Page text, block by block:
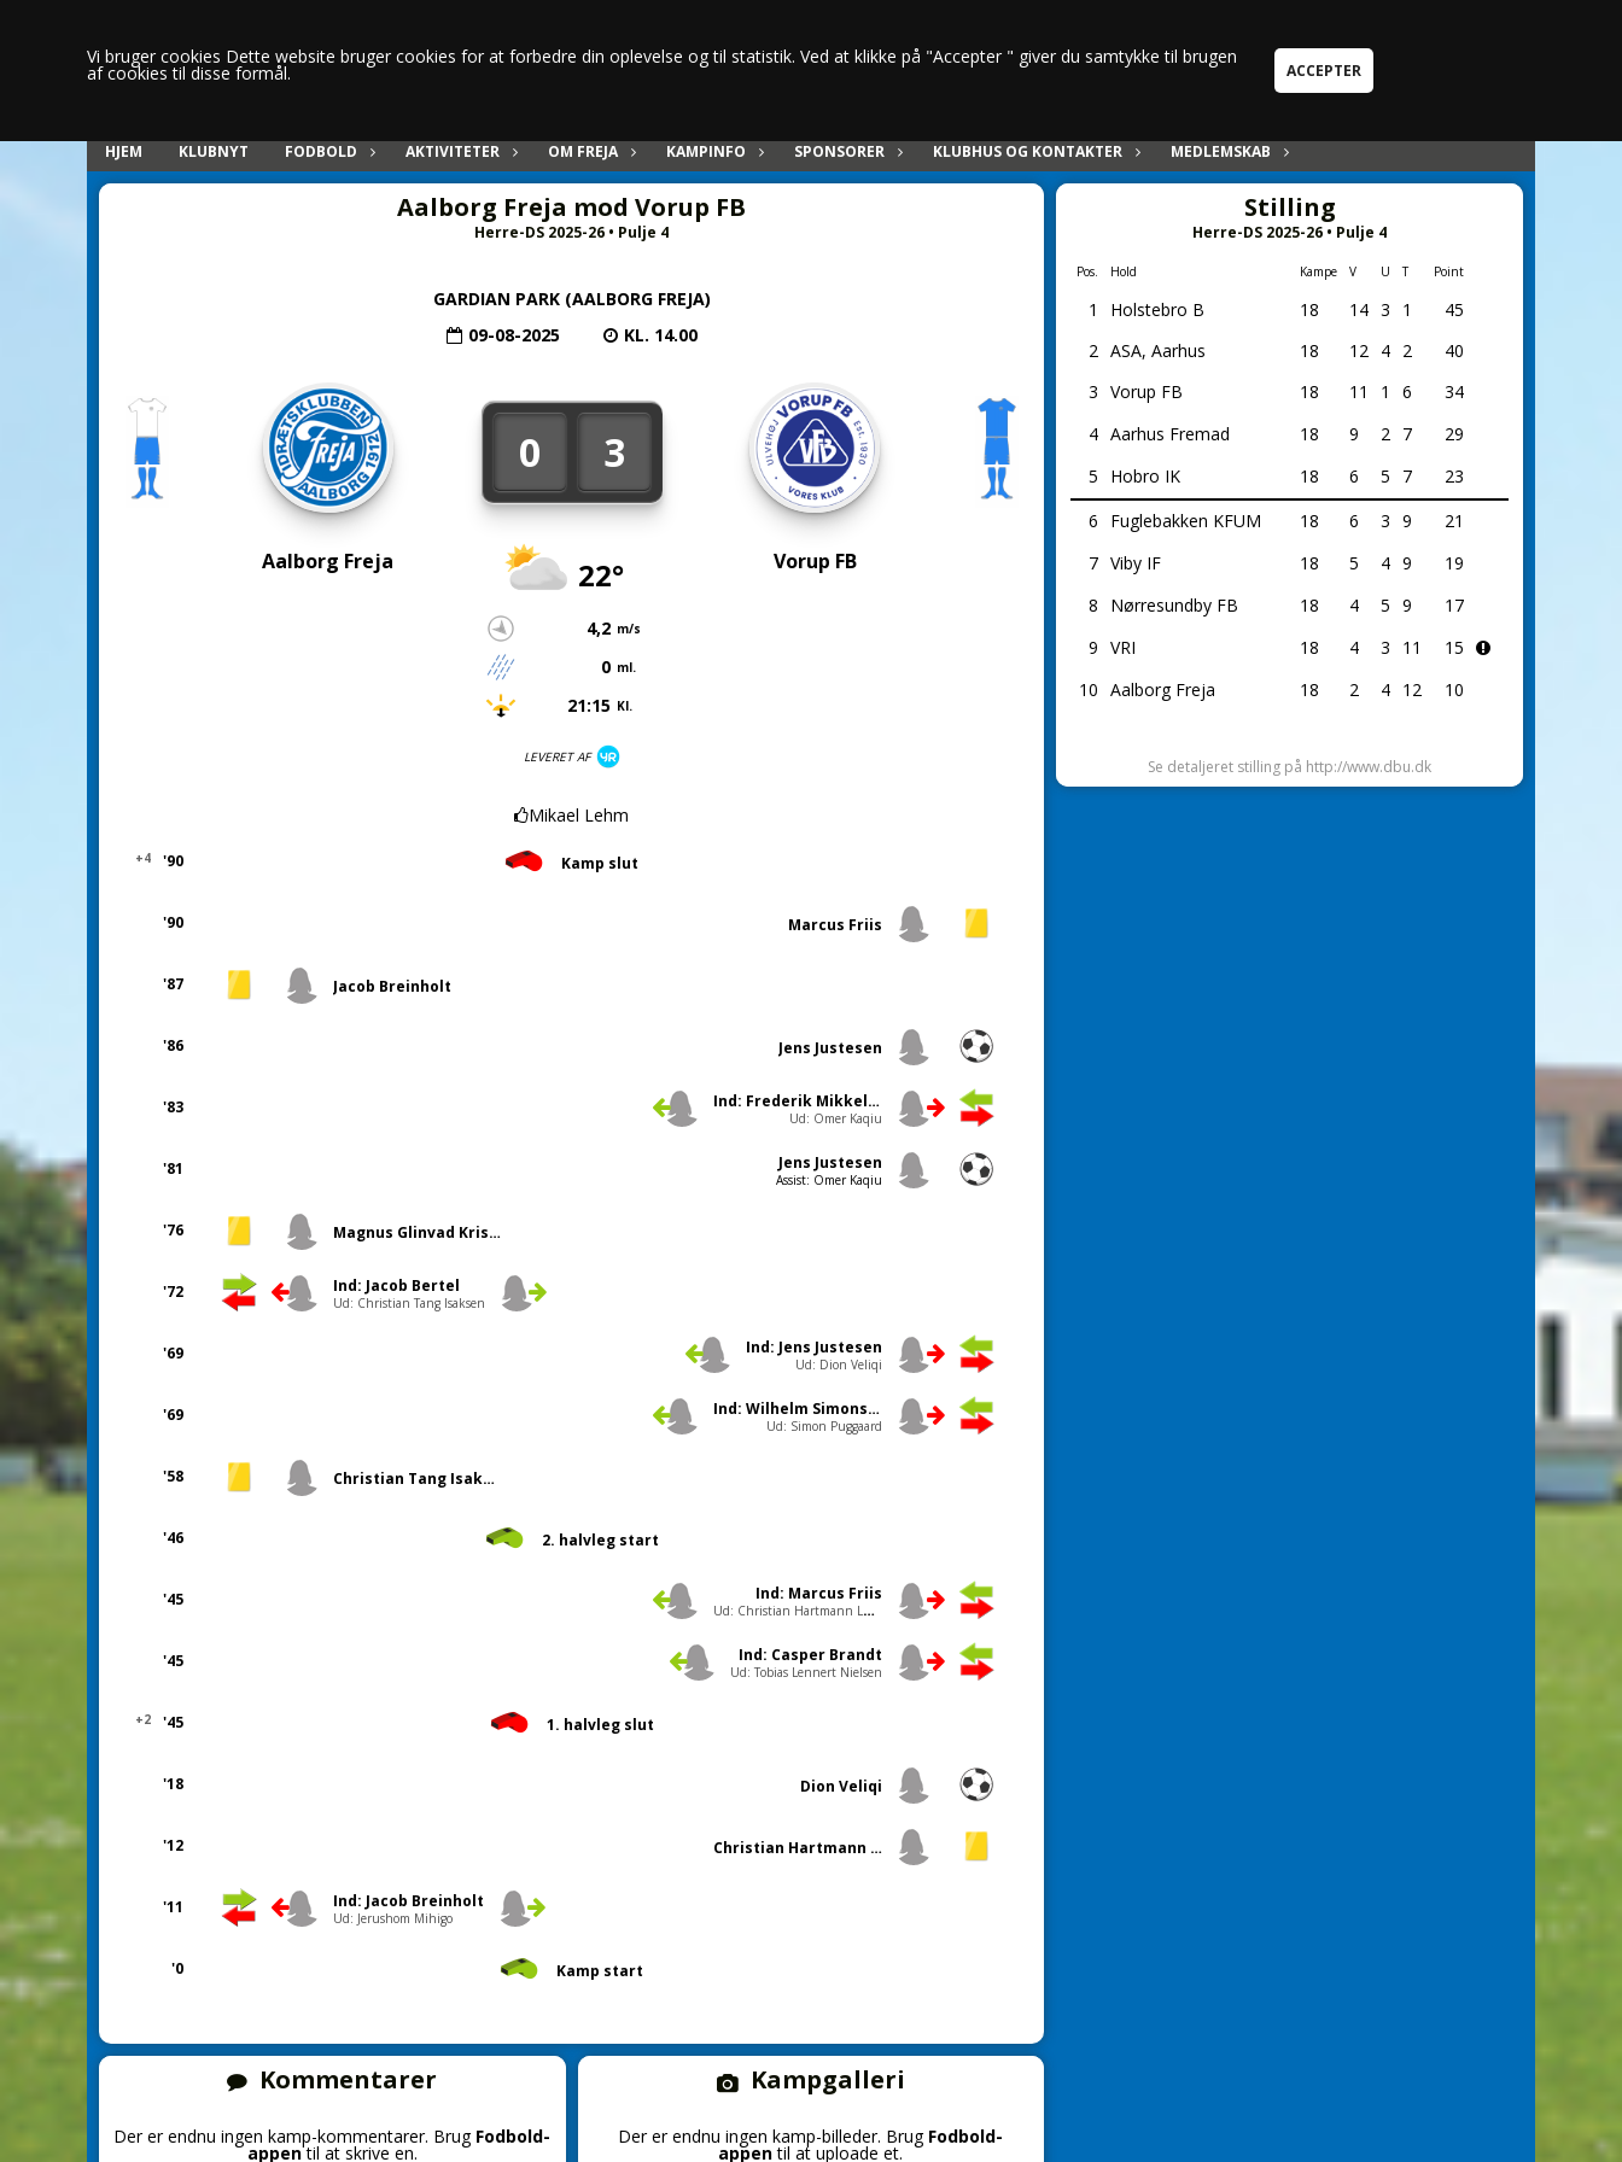
HJEM KLUBNYT FODBOLD AKTIVITETER OM FREJA KAMPINFO SPONSORER KLUBHUS OG KONTAKTER MEDLEMSKAB
Aalborg Freja mod Vorup FB
Herre-DS 2025-26 • Pulje 4
GARDIAN PARK (AALBORG FREJA)
09-08-2025
KL. 14.00
Aalborg Freja
0 3
22°
4,2 m/s
0 ml.
21:15 Kl.
LEVERET AF
Vorup FB
Mikael Lehm
'90
+4 Kamp slut
'90 Marcus Friis
'87 Jacob Breinholt
'86 Jens Justesen
'83 Ind: Frederik Mikkelsen
Ud: Omer Kaqiu
'81 Jens Justesen
Assist: Omer Kaqiu
'76 Magnus Glinvad Kristensen
'72 Ind: Jacob Bertel
Ud: Christian Tang Isaksen
'69 Ind: Jens Justesen
Ud: Dion Veliqi
'69 Ind: Wilhelm Simonsen
Ud: Simon Puggaard
'58 Christian Tang Isaksen
'46 2. halvleg start
'45 Ind: Marcus Friis
Ud: Christian Hartmann Lund
'45 Ind: Casper Brandt
Ud: Tobias Lennert Nielsen
'45
+2 1. halvleg slut
'18 Dion Veliqi
'12 Christian Hartmann Lund
'11 Ind: Jacob Breinholt
Ud: Jerushom Mihigo
'0 Kamp start
Stilling
Herre-DS 2025-26 • Pulje 4
Pos. Hold Kampe V U T Point
1 Holstebro B 18 14 3 1
45
2 ASA, Aarhus 18 12 4 2
40
3 Vorup FB 18 11 1 6
34
4 Aarhus Fremad 18 9 2 7
29
5
Hobro IK 18 6 5 7
23
6
Fuglebakken KFUM 18 6 3 9
21
7 Viby IF 18 5 4 9
19
8
Nørresundby FB 18 4 5 9
17
9 VRI 18 4 3 11
15
10 Aalborg Freja 18 2 4 12 10
Se detaljeret stilling på http://www.dbu.dk
Kommentarer
Der er endnu ingen kamp-kommentarer. Brug Fodbold-
appentil at skrive en.
Kampgalleri
Der er endnu ingen kamp-billeder. Brug Fodbold-
appentil at uploade et.
Vi bruger cookies Dette website bruger cookies for at forbedre din oplevelse og til statistik. Ved at klikke på "Accepter " giver du samtykke til brugen
af cookies til disse formål.